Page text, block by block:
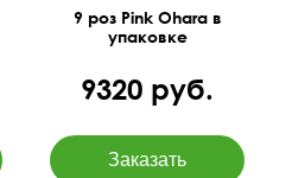
9 роз Pink Ohara в
упаковке
9320 руб.